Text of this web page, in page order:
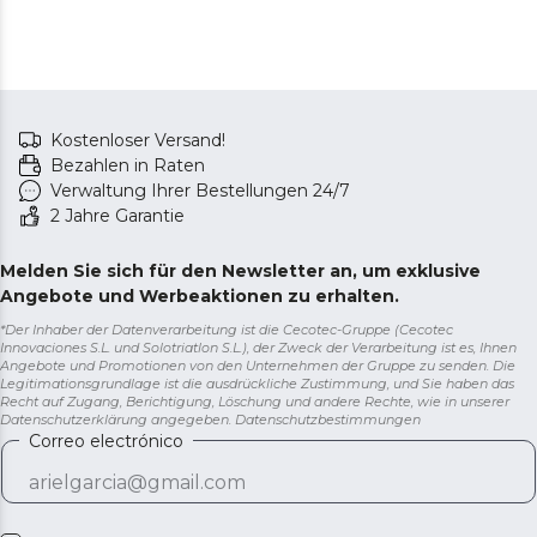
Kostenloser Versand!
Bezahlen in Raten
Verwaltung Ihrer Bestellungen 24/7
2 Jahre Garantie
Melden Sie sich für den Newsletter an, um exklusive
Angebote und Werbeaktionen zu erhalten.
*Der Inhaber der Datenverarbeitung ist die Cecotec-Gruppe (Cecotec
Innovaciones S.L. und Solotriatlon S.L.), der Zweck der Verarbeitung ist es, Ihnen
Angebote und Promotionen von den Unternehmen der Gruppe zu senden. Die
Legitimationsgrundlage ist die ausdrückliche Zustimmung, und Sie haben das
Recht auf Zugang, Berichtigung, Löschung und andere Rechte, wie in unserer
Datenschutzerklärung angegeben. Datenschutzbestimmungen
Correo electrónico